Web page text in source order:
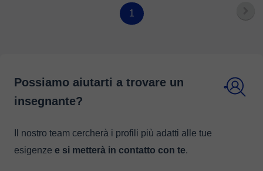
1
Possiamo aiutarti a trovare un
insegnante?
Il nostro team cercherà i profili più adatti alle tue
esigenze e si metterà in contatto con te.